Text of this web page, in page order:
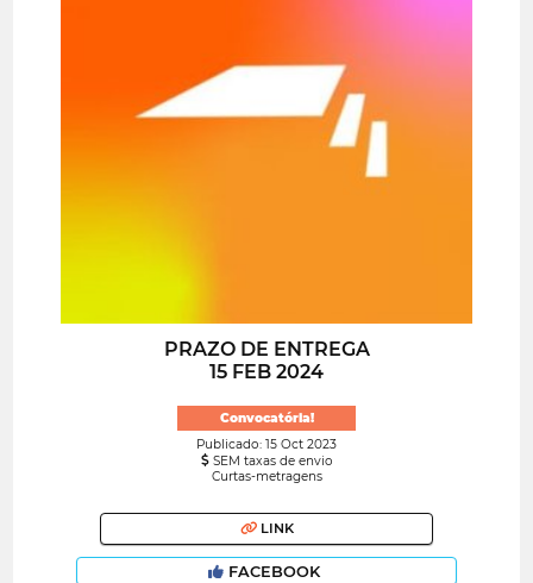
PRAZO DE ENTREGA
15 FEB 2024
Convocatória!
Publicado: 15 Oct 2023
SEM taxas de envio
Curtas-metragens
LINK
FACEBOOK